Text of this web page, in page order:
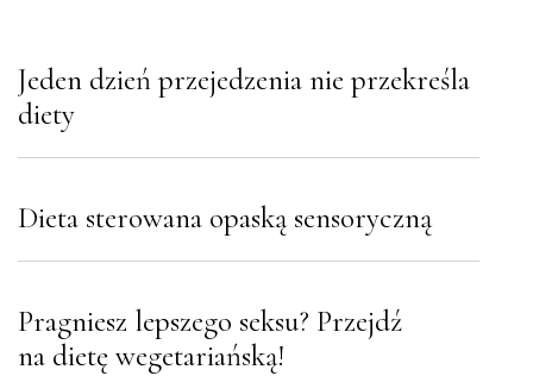
Jeden dzień przejedzenia nie przekreśla
diety
Dieta sterowana opaską sensoryczną
Pragniesz lepszego seksu? Przejdź
na dietę wegetariańską!